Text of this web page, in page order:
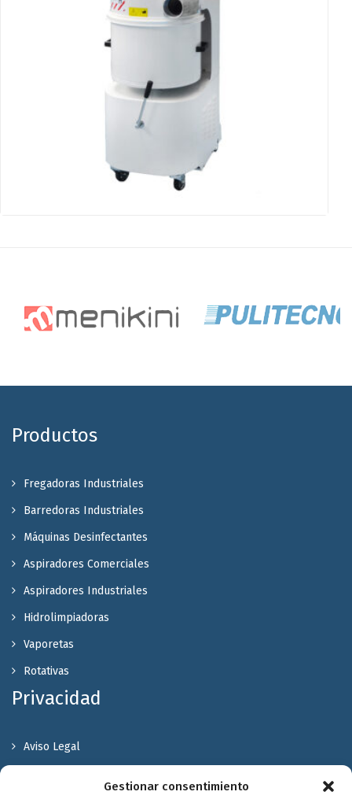
Gestionar consentimiento
Productos
Fregadoras Industriales
Barredoras Industriales
Máquinas Desinfectantes
Aspiradores Comerciales
Aspiradores Industriales
Hidrolimpiadoras
Vaporetas
Rotativas
Privacidad
Aviso Legal